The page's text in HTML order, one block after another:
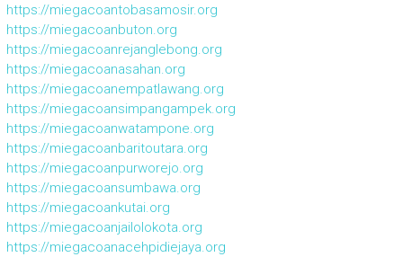
https://miegacoantobasamosir.org
https://miegacoanbuton.org
https://miegacoanrejanglebong.org
https://miegacoanasahan.org
https://miegacoanempatlawang.org
https://miegacoansimpangampek.org
https://miegacoanwatampone.org
https://miegacoanbaritoutara.org
https://miegacoanpurworejo.org
https://miegacoansumbawa.org
https://miegacoankutai.org
https://miegacoanjailolokota.org
https://miegacoanacehpidiejaya.org